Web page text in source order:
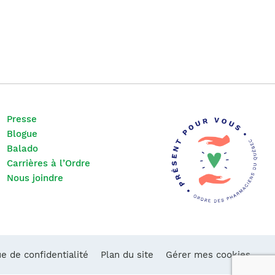
Presse
Blogue
Balado
Carrières à l’Ordre
Nous joindre
de confidentialité Plan du site Gérer mes cookies